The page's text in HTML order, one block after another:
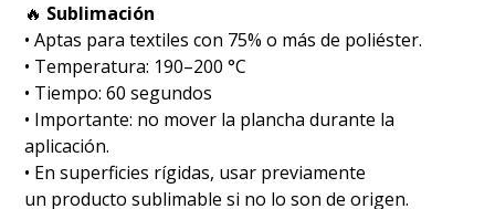
🔥 Sublimación
•⁠ ⁠Aptas para textiles con 75% o más de poliéster.
•⁠ ⁠Temperatura: 190–200 °C
•⁠ ⁠Tiempo: 60 segundos
•⁠ ⁠Importante: no mover la plancha durante la
aplicación.
•⁠ ⁠En superficies rígidas, usar previamente
un producto sublimable si no lo son de origen.